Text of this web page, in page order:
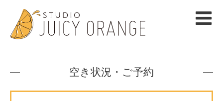
空き状況・ご予約